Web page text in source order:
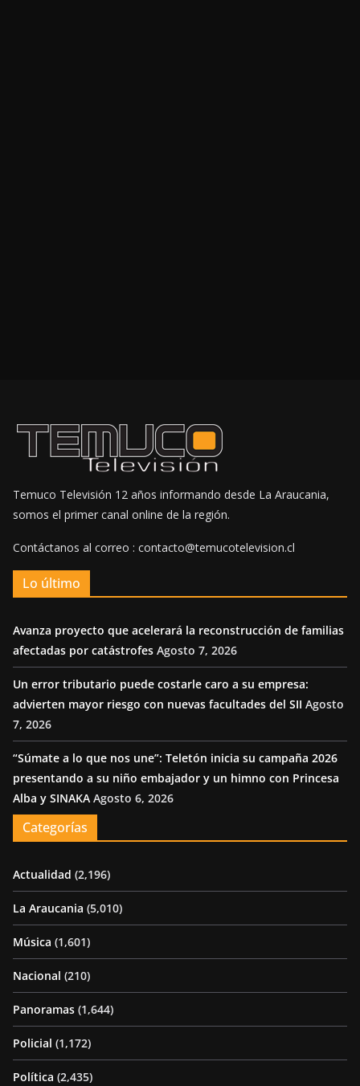
Temuco Televisión 12 años informando desde La Araucania,
somos el primer canal online de la región.
Contáctanos al correo : contacto@temucotelevision.cl
Lo último
Avanza proyecto que acelerará la reconstrucción de familias
afectadas por catástrofes Agosto 7, 2026
Un error tributario puede costarle caro a su empresa:
advierten mayor riesgo con nuevas facultades del SII Agosto
7, 2026
“Súmate a lo que nos une”: Teletón inicia su campaña 2026
presentando a su niño embajador y un himno con Princesa
Alba y SINAKA Agosto 6, 2026
Categorías
Actualidad (2,196)
La Araucania (5,010)
Música (1,601)
Nacional (210)
Panoramas (1,644)
Policial (1,172)
Política (2,435)